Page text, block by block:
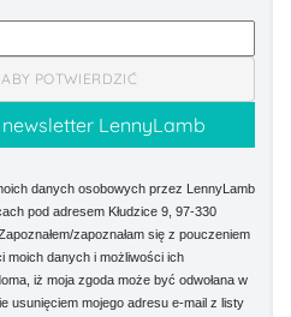
POTWIERDZIĆ
danych osobowych przez LennyLamb
pod adresem Kłudzice 9, 97-330
zapoznałam się z pouczeniem
moich danych i możliwości ich
iż moja zgoda może być odwołana w
usunięciem mojego adresu e-mail z listy